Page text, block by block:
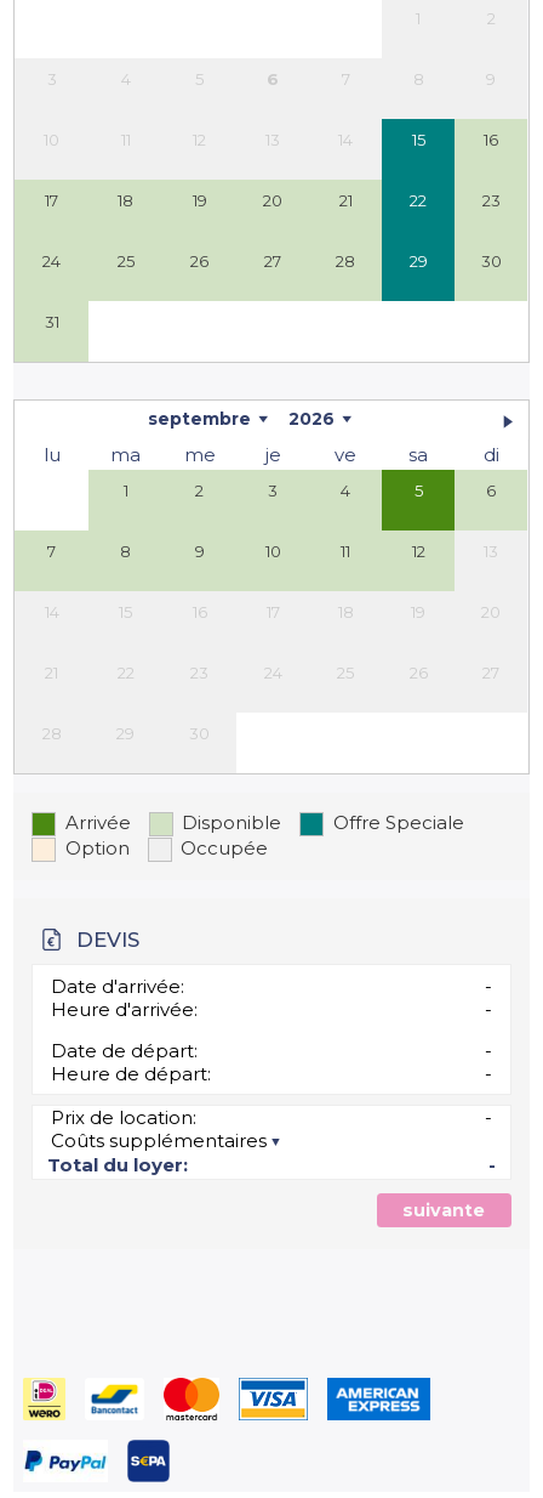
1 2
3 4 5 6 7 8 9
10 11 12 13 14 15 16
17 18 19 20 21 22 23
24 25 26 27 28 29 30
31
septembre 2026
lu ma me je ve sa di
1 2 3 4 5 6
7 8 9 10 11 12 13
14 15 16 17 18 19 20
21 22 23 24 25 26 27
28 29 30
Arrivée Disponible
Offre Speciale
Option
Occupée
DEVIS
Date d'arrivée:
-
Heure d'arrivée:
-
Date de départ:
-
Heure de départ:
-
Prix de location:
-
Coûts supplémentaires
Total du loyer:
-
suivante